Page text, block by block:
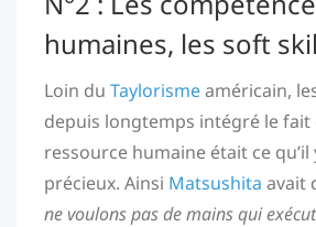
humaines, les soft
Loin du Taylorismeaméricain,
depuis longtemps intégré le fait
ressource humaine était ce qu’il
précieux. Ainsi Matsushita avait
ne voulons pas de mains qui